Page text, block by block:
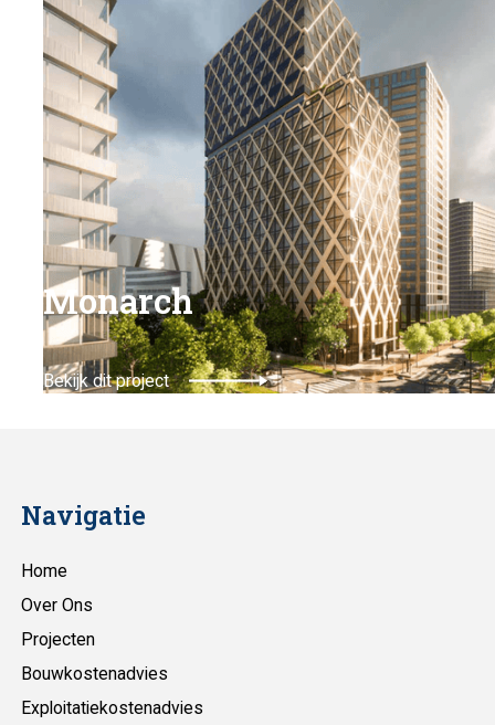
Monarch
Bekijk dit project
Navigatie
Home
Over Ons
Projecten
Bouwkostenadvies
Exploitatiekostenadvies